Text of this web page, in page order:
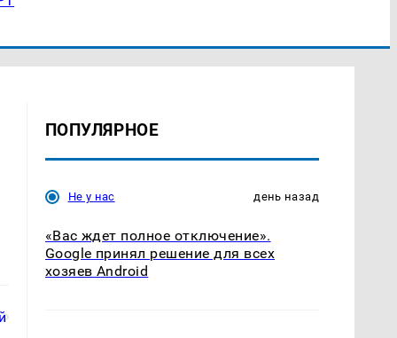
ПОПУЛЯРНОЕ
Не у нас день назад
«Вас ждет полное отключение».
Google принял решение для всех
хозяев Android